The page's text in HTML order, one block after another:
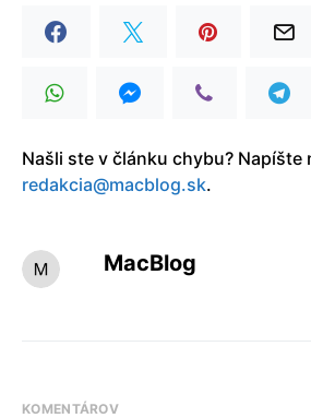
Našli ste v článku chybu? Napíšte
redakcia@macblog.sk.
MacBlog
KOMENTÁROV